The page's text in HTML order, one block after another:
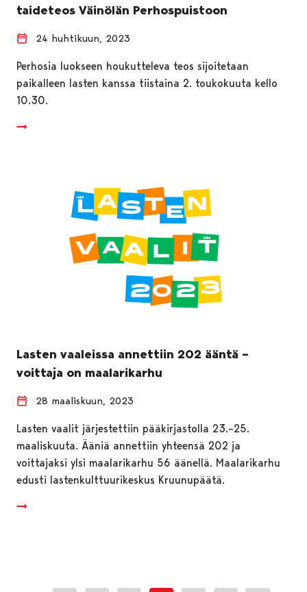
taideteos Väinölän Perhospuistoon
24 huhtikuun, 2023
Perhosia luokseen houkutteleva teos sijoitetaan
paikalleen lasten kanssa tiistaina 2. toukokuuta kello
10.30.
Lasten vaaleissa annettiin 202 ääntä –
voittaja on maalarikarhu
28 maaliskuun, 2023
Lasten vaalit järjestettiin pääkirjastolla 23.–25.
maaliskuuta. Ääniä annettiin yhteensä 202 ja
voittajaksi ylsi maalarikarhu 56 äänellä. Maalarikarhu
edusti lastenkulttuurikeskus Kruunupäätä.